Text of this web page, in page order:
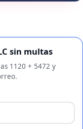
sin multas
1120 + 5472 y